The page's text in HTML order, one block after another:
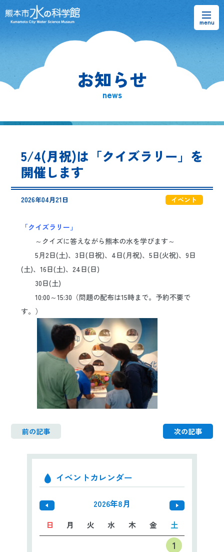
熊本市水の科学館とは
水のラーニングフィールド
お問い合わせ
日本語
お知らせ
news
5/4(月祝)は「クイズラリー」を
開催します
2026年04月21日 イベント
「クイズラリー」
～クイズに答えながら熊本の水を学びます～
5月2日(土)、3日(日祝)、4日(月祝)、5日(火祝)、9日
(土)、16日(土)、24日(日)
30日(土)
10:00～15:30（問題の配布は15時まで。予約不要で
す。）
前の記事 次の記事
イベントカレンダー
2026年8月
日 月 火 水 木 金 土
1